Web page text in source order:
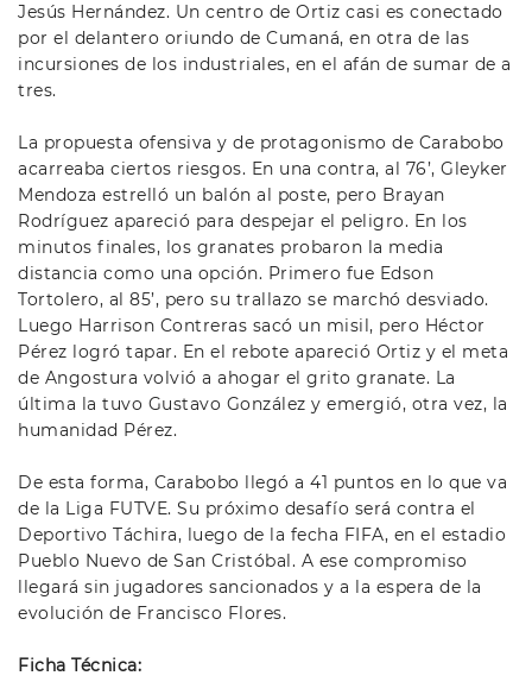
Jesús Hernández. Un centro de Ortiz casi es conectado
por el delantero oriundo de Cumaná, en otra de las
incursiones de los industriales, en el afán de sumar de a
tres.
La propuesta ofensiva y de protagonismo de Carabobo
acarreaba ciertos riesgos. En una contra, al 76’, Gleyker
Mendoza estrelló un balón al poste, pero Brayan
Rodríguez apareció para despejar el peligro. En los
minutos finales, los granates probaron la media
distancia como una opción. Primero fue Edson
Tortolero, al 85’, pero su trallazo se marchó desviado.
Luego Harrison Contreras sacó un misil, pero Héctor
Pérez logró tapar. En el rebote apareció Ortiz y el meta
de Angostura volvió a ahogar el grito granate. La
última la tuvo Gustavo González y emergió, otra vez, la
humanidad Pérez.
De esta forma, Carabobo llegó a 41 puntos en lo que va
de la Liga FUTVE. Su próximo desafío será contra el
Deportivo Táchira, luego de la fecha FIFA, en el estadio
Pueblo Nuevo de San Cristóbal. A ese compromiso
llegará sin jugadores sancionados y a la espera de la
evolución de Francisco Flores.
Ficha Técnica: